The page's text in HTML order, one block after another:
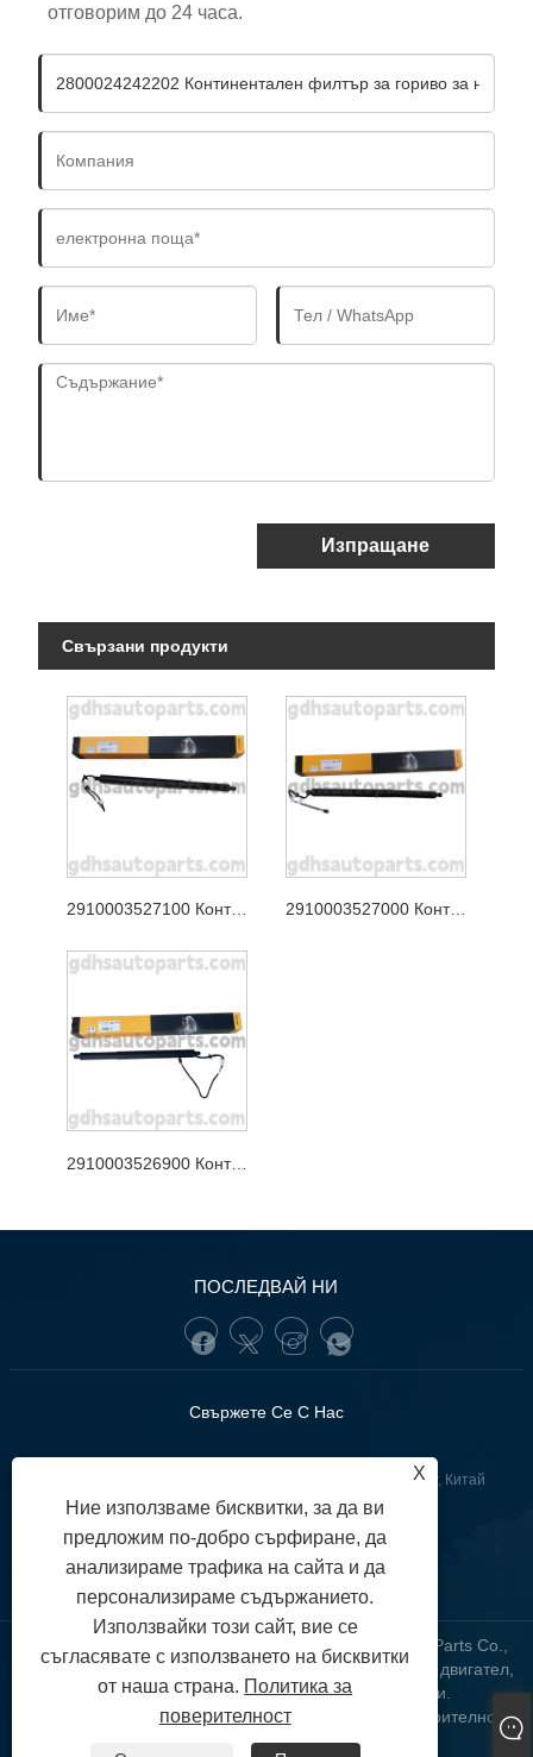
отговорим до 24 часа.
Изпращане
Свързани продукти
2910003527100 Континентална опора на задната врата за Jaguar XJ, Jaguar F-Pace Oe no. T4A49350 2910003527000 Континентална подложка за задната врата за Range Rover Velar Oe no. LR178875
2910003526900 Континентална опора на задната врата за нов Range Rover Evoque OE NO. LR172984
ПОСЛЕДВАЙ НИ
Свържете Се С Нас
:Lianquan Road, област GuangZhou YueXiu, Гуангдонг, Китай
+86-13902233274(WhatsApp)
: tunofuzhilong@gdtuno.com
Авторско право © 2023 Guangzhou Hengsheng Auto Parts Co.,
LTD. - Автомобилни сензори, стойка на автомобилен двигател,
автомобилни филтри - Всички права запазени.
| RSS | XML | Политика за поверителност
|
X
Ние използваме бисквитки, за да ви
предложим по-добро сърфиране, да
анализираме трафика на сайта и да
персонализираме съдържанието.
Използвайки този сайт, вие се
съгласявате с използването на бисквитки
от наша страна. Политика за
поверителност